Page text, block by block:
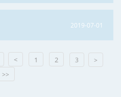
2019-07-01
< 1 2 3
>
>>